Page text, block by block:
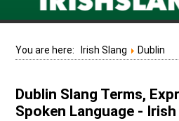
You are here: Irish Slang Dublin
Dublin Slang Terms,
Spoken Language -